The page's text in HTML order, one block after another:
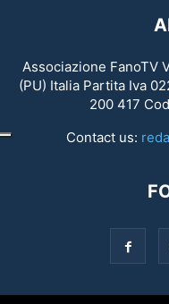
Associazione FanoTV
(PU) Italia Partita Iva
200 417
Contact us: